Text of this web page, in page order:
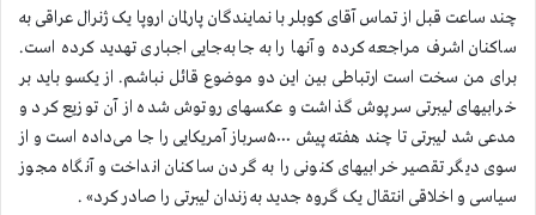
چند ساعت قبل از تماس آقای کوبلر با نمایندگان پارلمان اروپا یک ژنرال عراقی به
ساکنان اشرف مراجعه کرده و آنها را به جابه‌جایی اجباری تهدید کرده است.
برای من سخت است ارتباطی بین این دو موضوع قائل نباشم. از یکسو باید بر
خرابیهای لیبرتی سرپوش گذاشت و عکسهای روتوش شده از آن توزیع کرد و
مدعی شد لیبرتی تا چند هفته پیش ۵۰۰۰سرباز آمریکایی را جا می‌داده است و از
سوی دیگر تقصیر خرابیهای کنونی را به گردن ساکنان انداخت و آنگاه مجوز
سیاسی و اخلاقی انتقال یک گروه جدید به زندان لیبرتی را صادر کرد» .